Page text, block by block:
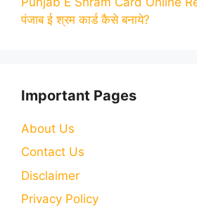
पंजाब ई श्रम कार्ड कैसे बनाये?
Important Pages
About Us
Contact Us
Disclaimer
Privacy Policy